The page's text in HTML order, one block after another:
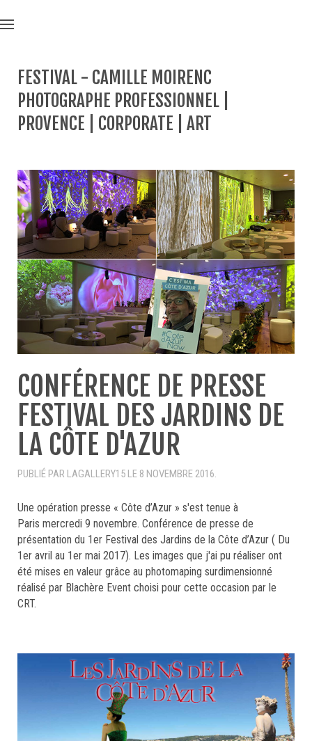
FESTIVAL - CAMILLE MOIRENC
PHOTOGRAPHE PROFESSIONNEL |
PROVENCE | CORPORATE | ART
CONFÉRENCE DE PRESSE
FESTIVAL DES JARDINS DE
LA CÔTE D'AZUR
PUBLIÉ PAR LAGALLERY15 LE 8 NOVEMBRE 2016.
Une opération presse « Côte d’Azur » s'est tenue à
Paris mercredi 9 novembre. Conférence de presse de
présentation du 1er Festival des Jardins de la Côte d’Azur ( Du
1er avril au 1er mai 2017). Les images que j'ai pu réaliser ont
été mises en valeur grâce au photomaping surdimensionné
réalisé par Blachère Event choisi pour cette occasion par le
CRT.